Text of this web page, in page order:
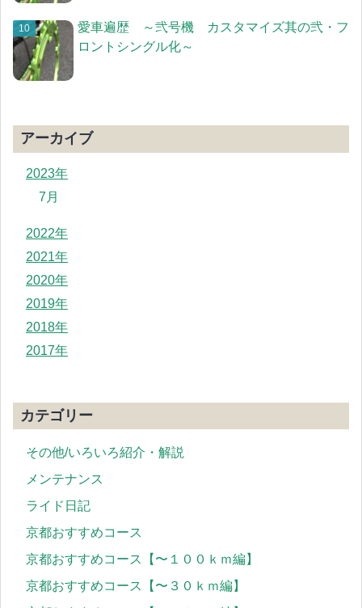
愛車遍歴 ～弐号機 カスタマイズ其の弐・フ
ロントシングル化～
アーカイブ
2023年
7月
2022年
2021年
2020年
2019年
2018年
2017年
カテゴリー
その他/いろいろ紹介・解説
メンテナンス
ライド日記
京都おすすめコース
京都おすすめコース【〜１００ｋｍ編】
京都おすすめコース【〜３０ｋｍ編】